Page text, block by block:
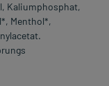
Kaliumphosphat,
Menthol*,